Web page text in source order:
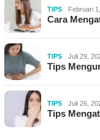
TIPS Februari
Cara
TIPS Juli 29,
Tips
TIPS Juli 26,
Tips